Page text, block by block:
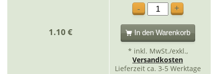
1.10 €
-
+
In den Warenkorb
* inkl. MwSt./exkl.,
Versandkosten
Lieferzeit ca. 3-5 Werktage